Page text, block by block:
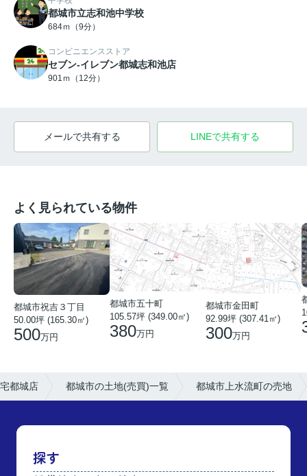
都城市立志和池中学校
684ｍ（9分）
コンビニエンスストア
セブン-イレブン都城志和池店
901ｍ（12分）
メールで共有する LINEで共有する
よく見られている物件
都城市祝吉３丁目
50.00坪 (165.30㎡)
500万円
都城市五十町
105.57坪 (349.00㎡)
380万円
都城市金田町
92.99坪 (307.41㎡)
300万円
都城店 都城市の土地(売買)一覧 都城市上水流町の売地
探す